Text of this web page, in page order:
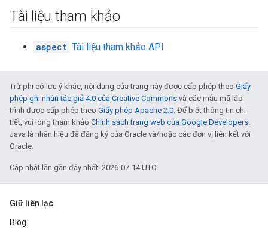
Tài liệu tham khảo
aspect Tài liệu tham khảo API
Trừ phi có lưu ý khác, nội dung của trang này được cấp phép theo Giấy
phép ghi nhận tác giả 4.0 của Creative Commons và các mẫu mã lập
trình được cấp phép theo Giấy phép Apache 2.0. Để biết thông tin chi
tiết, vui lòng tham khảo Chính sách trang web của Google Developers.
Java là nhãn hiệu đã đăng ký của Oracle và/hoặc các đơn vị liên kết với
Oracle.
Cập nhật lần gần đây nhất: 2026-07-14 UTC.
Giữ liên lạc
Blog